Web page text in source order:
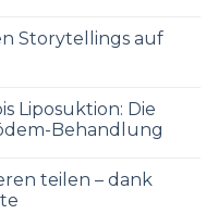
Storytellings auf
Liposuktion: Die
Behandlung
teilen – dank